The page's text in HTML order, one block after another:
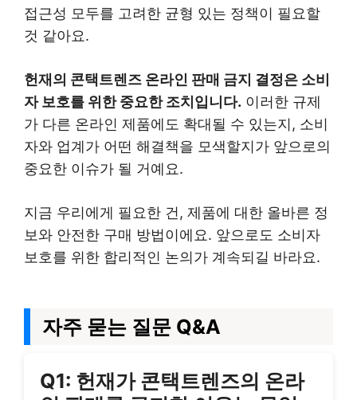
접근성 모두를 고려한 균형 있는 정책이 필요할
것 같아요.
헌재의 콘택트렌즈 온라인 판매 금지 결정은 소비
자 보호를 위한 중요한 조치입니다. 이러한 규제
가 다른 온라인 제품에도 확대될 수 있는지, 소비
자와 업계가 어떤 해결책을 모색할지가 앞으로의
중요한 이슈가 될 거예요.
지금 우리에게 필요한 건, 제품에 대한 올바른 정
보와 안전한 구매 방법이에요. 앞으로도 소비자
보호를 위한 합리적인 논의가 계속되길 바라요.
자주 묻는 질문 Q&A
Q1: 헌재가 콘택트렌즈의 온라